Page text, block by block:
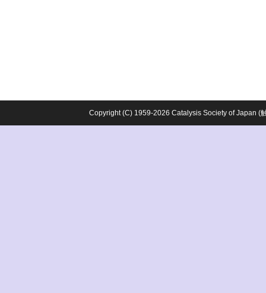
Copyright (C) 1959-2026 Catalysis Society of Japan (